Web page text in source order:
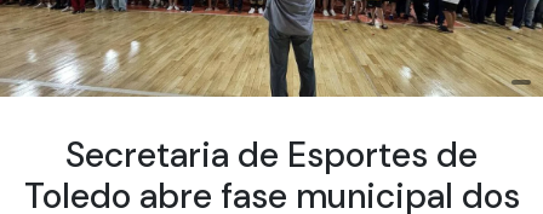
Secretaria de Esportes de
Toledo abre fase municipal dos